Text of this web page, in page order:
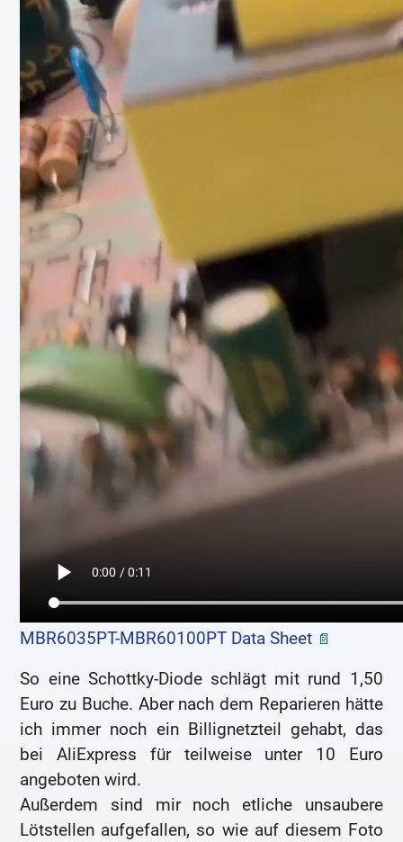
MBR6035PT-MBR60100PT Data Sheet
So eine Schottky-Diode schlägt mit rund 1,50
Euro zu Buche. Aber nach dem Reparieren hätte
ich immer noch ein Billignetzteil gehabt, das
bei AliExpress für teilweise unter 10 Euro
angeboten wird.
Außerdem sind mir noch etliche unsaubere
Lötstellen aufgefallen, so wie auf diesem Foto